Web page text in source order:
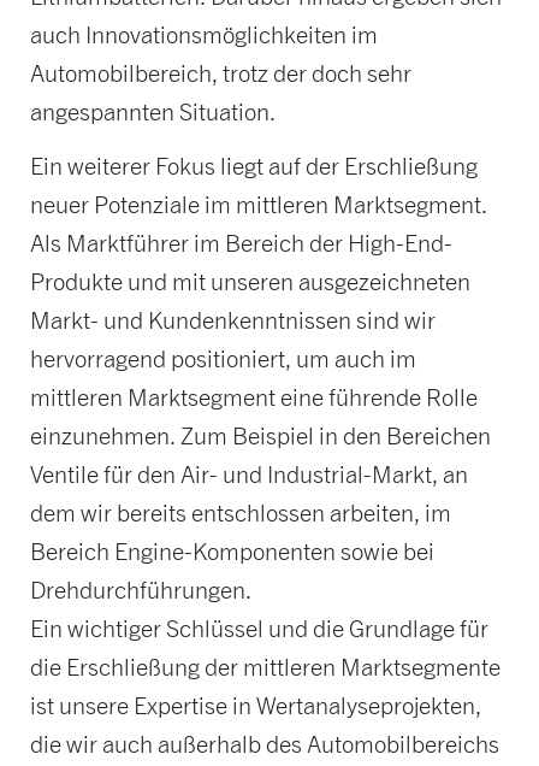
auch Innovationsmöglichkeiten im
Automobilbereich, trotz der doch sehr
angespannten Situation.
Ein weiterer Fokus liegt auf der Erschließung
neuer Potenziale im mittleren Marktsegment.
Als Marktführer im Bereich der High-End-
Produkte und mit unseren ausgezeichneten
Markt- und Kundenkenntnissen sind wir
hervorragend positioniert, um auch im
mittleren Marktsegment eine führende Rolle
einzunehmen. Zum Beispiel in den Bereichen
Ventile für den Air- und Industrial-Markt, an
dem wir bereits entschlossen arbeiten, im
Bereich Engine-Komponenten sowie bei
Drehdurchführungen.
Ein wichtiger Schlüssel und die Grundlage für
die Erschließung der mittleren Marktsegmente
ist unsere Expertise in Wertanalyseprojekten,
die wir auch außerhalb des Automobilbereichs